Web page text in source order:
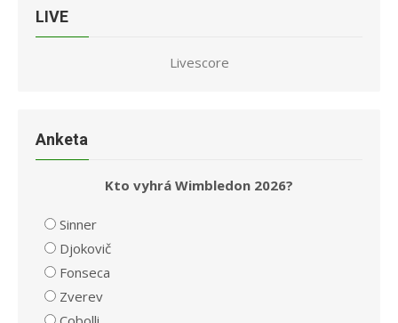
LIVE
Livescore
Anketa
Kto vyhrá Wimbledon 2026?
Sinner
Djokovič
Fonseca
Zverev